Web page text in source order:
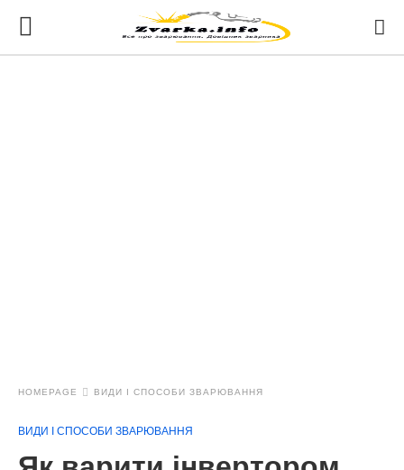
HOMEPAGE ВИДИ І СПОСОБИ ЗВАРЮВАННЯ
ВИДИ І СПОСОБИ ЗВАРЮВАННЯ